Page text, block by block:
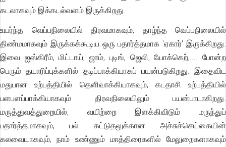
கடலாகவும் இக்கடல்வளம் இருக்கிறது.
உயர்ந்த வெப்பநிலையில் திரவமாகவும், தாழ்ந்த வெப்பநிலையில்
திண்மமாகவும் இருக்கக்கூடிய ஒரு பதார்த்தமாக 'ஏகார்' இருக்கிறது.
இவை ஐஸ்கிரீம், மிட்டாய், ஜாம், புடிங், ஜெலி, யோக்கெற்,.... போன்ற
பெரும் தயாரிப்புக்களில் தடிப்பாக்கியாகப் பயன்படுகிறது. இதைவிட
மதுபான உற்பத்தியில் தெளிவாக்கியாகவும், கடதாசி உற்பத்தியில்
பளபளப்பாக்கியாகவும் திரவநிலையிலும் பயன்பாடாகிறது.
மருத்துவத்துறையில், வயிற்றை இளக்கிவிடும் மருந்துப்
பதார்த்தமாகவும், பல் கட்டுதலுக்கான அச்சுச்செய்கையின்
கலவையாகவும், நாம் உண்ணும் மாத்திரைகளில் மேலுறைகளாகவும்